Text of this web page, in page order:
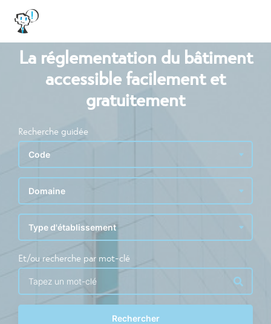
La réglementation du bâtiment
accessible facilement et
gratuitement
Recherche guidée
Et/ou recherche par mot-clé
Rechercher